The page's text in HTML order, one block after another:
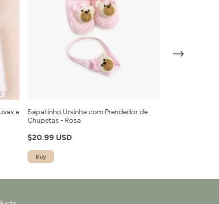
e
Sapatinho Ursinha com Prendedor de
Chupetas - Rosa
$20.99 USD